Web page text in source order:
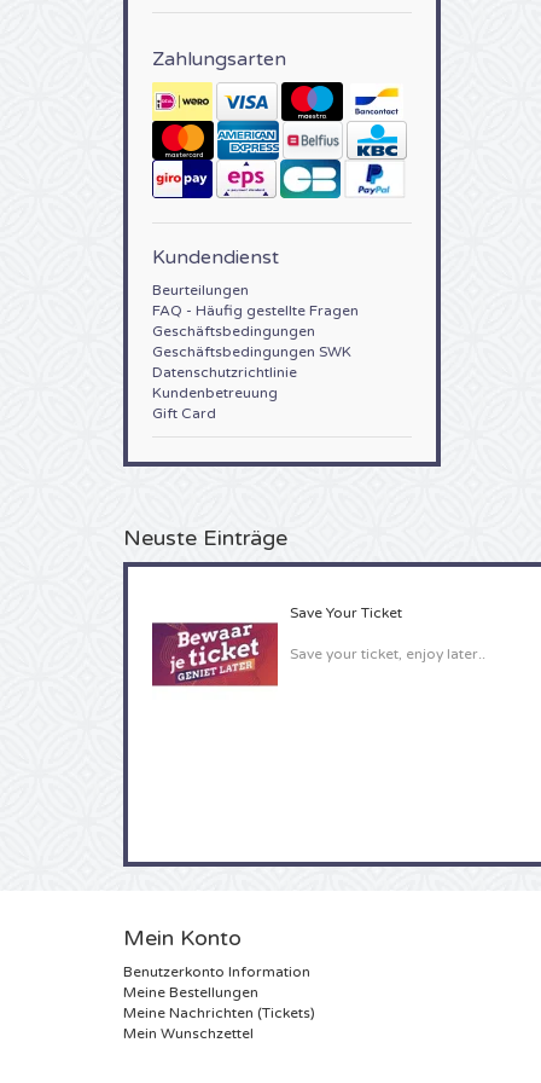
Zahlungsarten
Kundendienst
Beurteilungen
FAQ - Häufig gestellte Fragen
Geschäftsbedingungen
Geschäftsbedingungen SWK
Datenschutzrichtlinie
Kundenbetreuung
Gift Card
Neuste Einträge
Save Your Ticket
Save your ticket, enjoy later..
Mein Konto
Benutzerkonto Information
Meine Bestellungen
Meine Nachrichten (Tickets)
Mein Wunschzettel